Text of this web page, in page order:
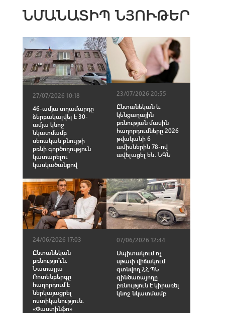
ՆՄԱՆԱՏԻՊ ՆՅՈՒԹԵՐ
27/07/2026 10:18
46-ամյա տղամարդը
ձերբակալվել է 30-
ամյա կնոջ
նկատմամբ
սեռական բնույթի
բռնի գործողություն
կատարելու
կասկածանքով
23/07/2026 20:55
Ընտանեկան և
կենցաղային
բռնության մասին
հաղորդումները 2026
թվականի 6
ամիսներին 78-ով
ավելացել են․ ՆԳՆ
24/06/2026 17:03
Ընտանեկան
բռնությո՞ւն.
Նատալյա
Ռոտենբերգը
հաղորդում է
ներկայացրել
ոստիկանություն.
«Փաստինֆո»
07/06/2026 12:44
Սպիտակում ոչ
սթափ վիճակում
գտնվող ՀՀ ՊՆ
զինծառայողը
բռնություն է կիրառել
կնոջ նկատմամբ